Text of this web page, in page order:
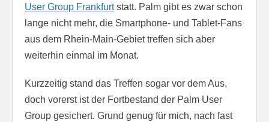
User Group Frankfurtstatt. Palm gibt es zwar schon
lange nicht mehr, die Smartphone- und Tablet-Fans
aus dem Rhein-Main-Gebiet treffen sich aber
weiterhin einmal im Monat.
Kurzzeitig stand das Treffen sogar vor dem Aus,
doch vorerst ist der Fortbestand der Palm User
Group gesichert. Grund genug für mich, nach fast